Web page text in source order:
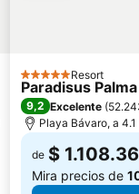
5 EstrellasResort
Paradisus
9,2 Excelente (
Playa Bávaro, a
de $
Mira precios de